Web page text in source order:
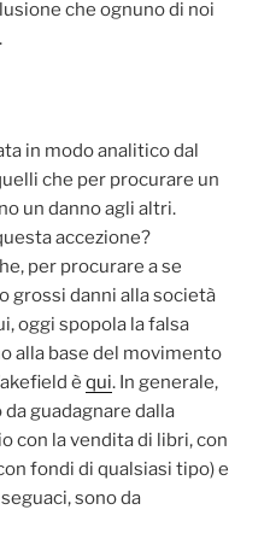
che ognuno di noi
in modo analitico dal
che per procurare un
un danno agli altri.
accezione?
per procurare a se
grossi danni alla società
oggi spopola la falsa
alla base del movimento
è qui. In generale,
guadagnare dalla
con la vendita di libri, con
fondi di qualsiasi tipo) e
sono da